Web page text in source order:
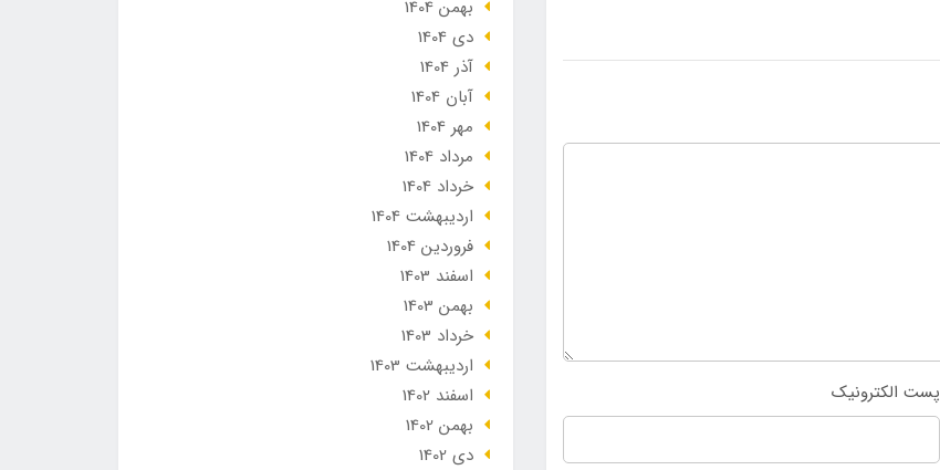
پست الکترونیک
بهمن 1404
دی 1404
آذر 1404
آبان 1404
مهر 1404
مرداد 1404
خرداد 1404
ارديبهشت 1404
فروردین 1404
اسفند 1403
بهمن 1403
خرداد 1403
ارديبهشت 1403
اسفند 1402
بهمن 1402
دی 1402